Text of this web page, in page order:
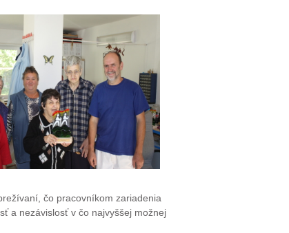
čo pracovníkom zariadenia
a nezávislosť v čo najvyššej možnej